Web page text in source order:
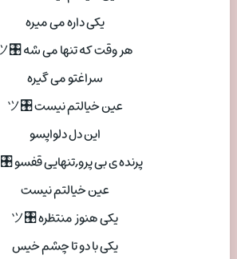
یکی داره می میره
هر وقت که تنها می شه 🎛ツ
سراغتو می گیره
عین خیالتم نیست 🎛ツ
این دل دلواپسو
پرنده ی بی پرو,تنهایی قفسو 🎛ツ
عین خیالتم نیست
یکی هنوز منتظره 🎛ツ
یکی با دو تا چشم خیس